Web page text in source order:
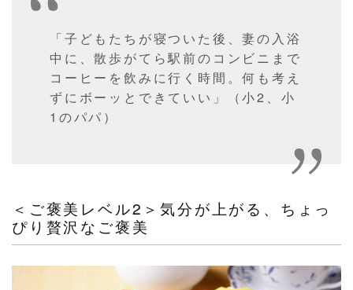
「子どもたちが寝ついた後、妻の入浴
中に、散歩がてら駅前のコンビニまで
コーヒーを飲みに行く時間。何も考え
ずにボーッとできていい」（小2、小
1のパパ）
＜ご褒美レベル2＞気分が上がる、ちょっ
ぴり贅沢なご褒美